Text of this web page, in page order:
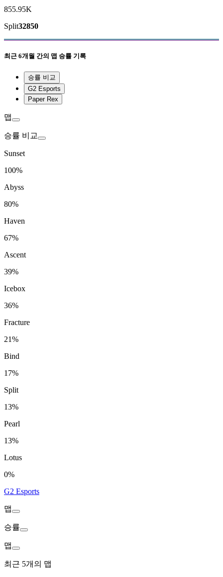
855.95K
Split32850
최근 6개월 간의 맵 승률 기록
승률 비교
G2 Esports
Paper Rex
맵
승률 비교
Sunset
100%
Abyss
80%
Haven
67%
Ascent
39%
Icebox
36%
Fracture
21%
Bind
17%
Split
13%
Pearl
13%
Lotus
0%
G2 Esports
맵
승률
맵
최근 5개의 맵